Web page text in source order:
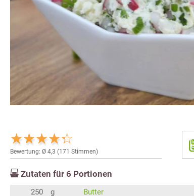
Bewertung: Ø 4,3 (171 Stimmen)
Zutaten für 6 Portionen
250 g
Butter